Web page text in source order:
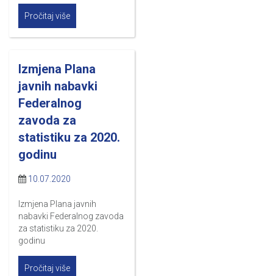
Pročitaj više
Izmjena Plana
javnih nabavki
Federalnog
zavoda za
statistiku za 2020.
godinu
10.07.2020
Izmjena Plana javnih
nabavki Federalnog zavoda
za statistiku za 2020.
godinu
Pročitaj više